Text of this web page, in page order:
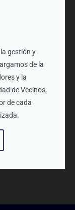
gestión y
de la
y la
de Vecinos,
de cada